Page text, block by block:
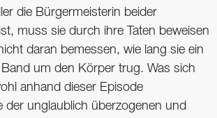
die Bürgermeisterin beider
muss sie durch ihre Taten beweisen
daran bemessen, wie lang sie ein
um den Körper trug. Was sich
anhand dieser Episode
der unglaublich überzogenen und